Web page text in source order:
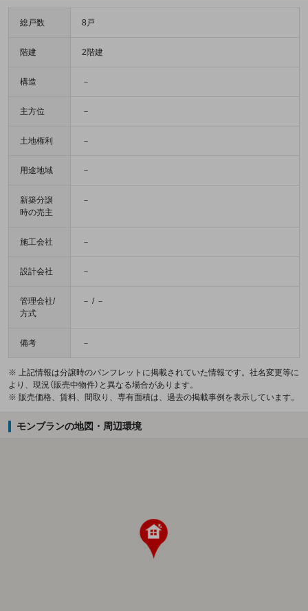
総戸数 8戸
階建 2階建
構造 －
主方位 －
土地権利 －
用途地域 －
新築分譲
時の売主
－
施工会社 －
設計会社 －
管理会社/
方式
－ / －
備考 －
※ 上記情報は分譲時のパンフレットに掲載されていた情報です。社名変更等に
より、現況（販売中物件）と異なる場合があります。
※ 販売価格、賃料、間取り、専有面積は、過去の掲載事例を表示しています。
モンブランの地図・周辺環境